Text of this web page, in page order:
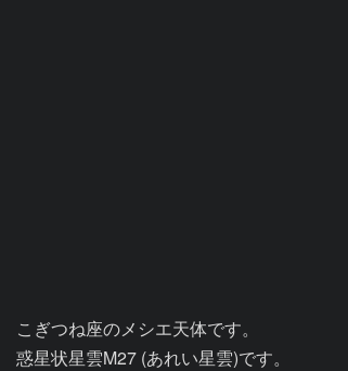
こぎつね座のメシエ天体です。
惑星状星雲M27 (あれい星雲)です。